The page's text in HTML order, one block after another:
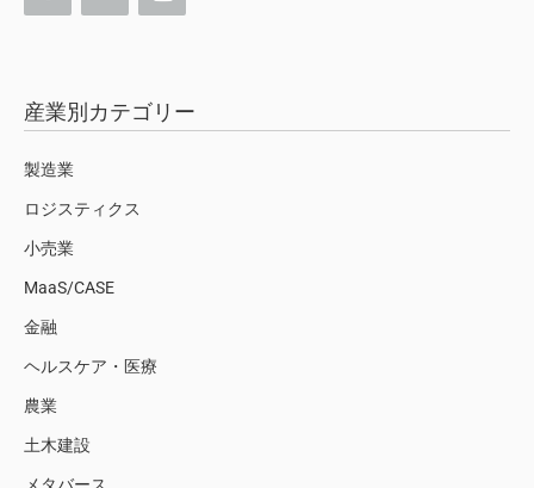
産業別カテゴリー
製造業
ロジスティクス
小売業
MaaS/CASE
金融
ヘルスケア・医療
農業
土木建設